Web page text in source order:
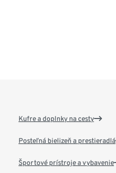
Kufre a doplnky na cesty
Posteľná bielizeň a prestieradlá
Športové prístroje a vybavenie